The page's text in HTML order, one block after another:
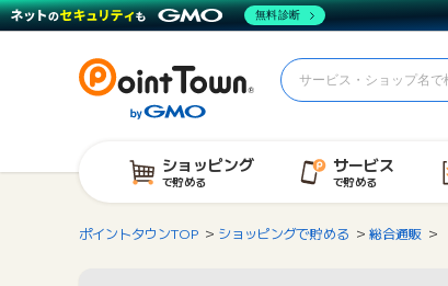
ショッピング
で貯める
サービス
で貯める
ポイントタウンTOP ショッピングで貯める 総合通販
無料診断